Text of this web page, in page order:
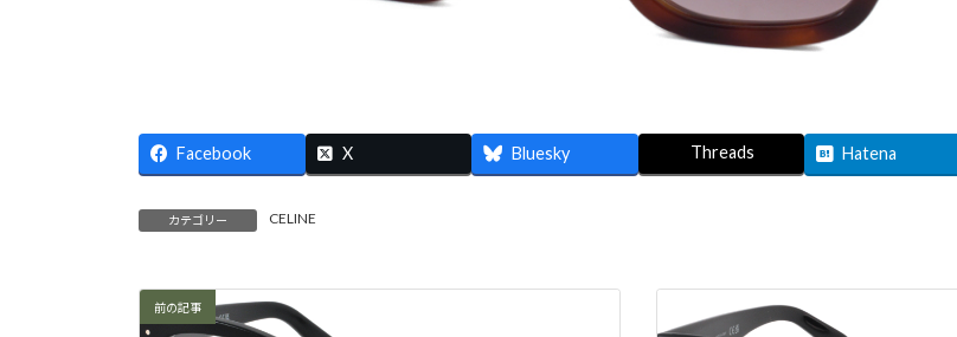
Facebook X Bluesky Threads Hatena
カテゴリー CELINE
前の記事